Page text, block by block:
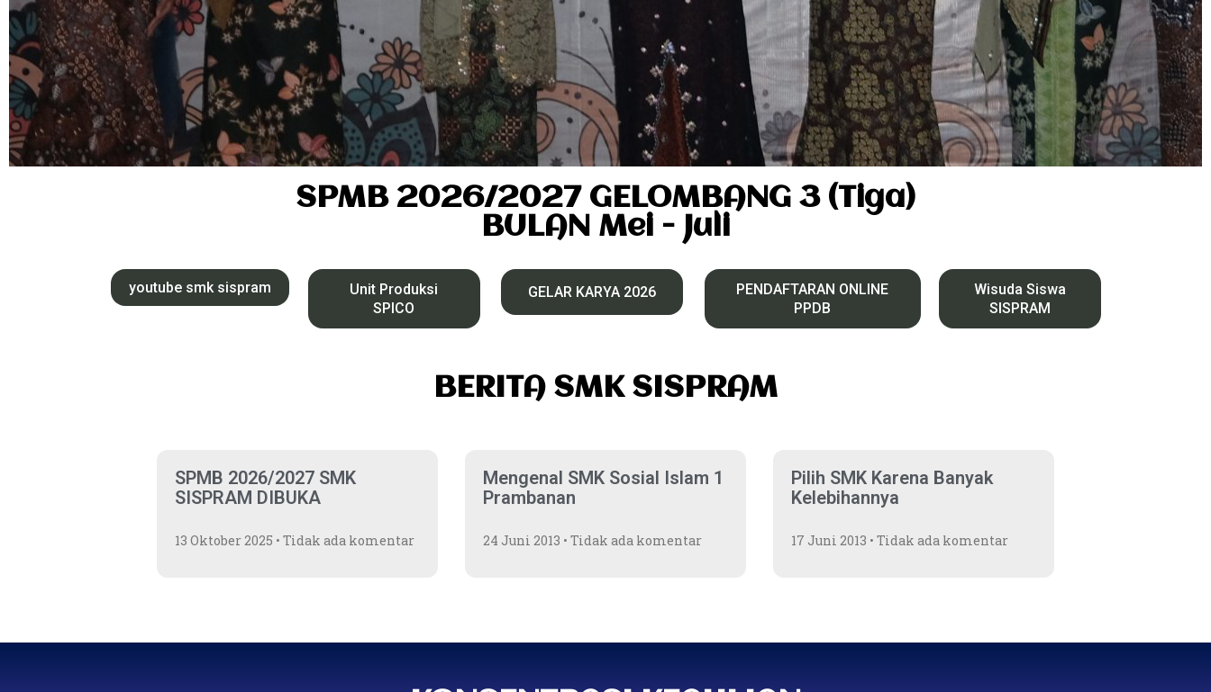
SPMB 2026/2027 GELOMBANG 3 (Tiga)
BULAN Mei - Juli
youtube smk sispram
Unit Produksi
SPICO
GELAR KARYA 2026
PENDAFTARAN ONLINE
PPDB
Wisuda Siswa
SISPRAM
BERITA SMK SISPRAM
SPMB 2026/2027 SMK
SISPRAM DIBUKA
13 Oktober 2025 Tidak ada komentar
Mengenal SMK Sosial Islam 1
Prambanan
24 Juni 2013 Tidak ada komentar
Pilih SMK Karena Banyak
Kelebihannya
17 Juni 2013 Tidak ada komentar